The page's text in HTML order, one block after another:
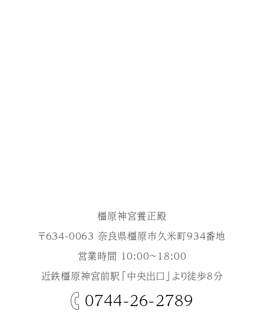
橿原神宮養正殿
〒634-0063 奈良県橿原市久米町934番地
営業時間 10:00～18:00
近鉄橿原神宮前駅「中央出口」より徒歩8分
0744-26-2789